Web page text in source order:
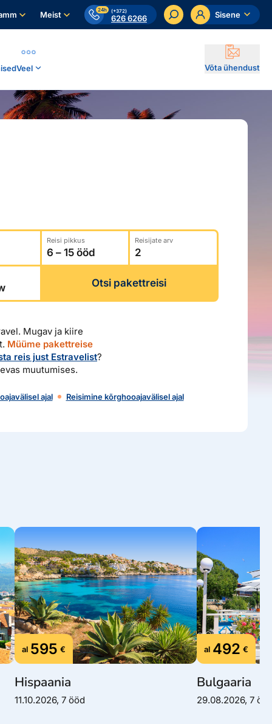
Meist 24h (+372)
626 6266 Sisene
Veel Võta ühendust
Reisi pikkus Reisijate arv
Otsi pakettreisi
Mugav ja kiire
Müüme pakettreise
reis just Estravelist?
muutumises.
ajal Reisimine kõrghooajavälisel ajal
al 595 €
Hispaania
11.10.2026, 7 ööd
al 492 €
Bulgaaria
29.08.2026, 7